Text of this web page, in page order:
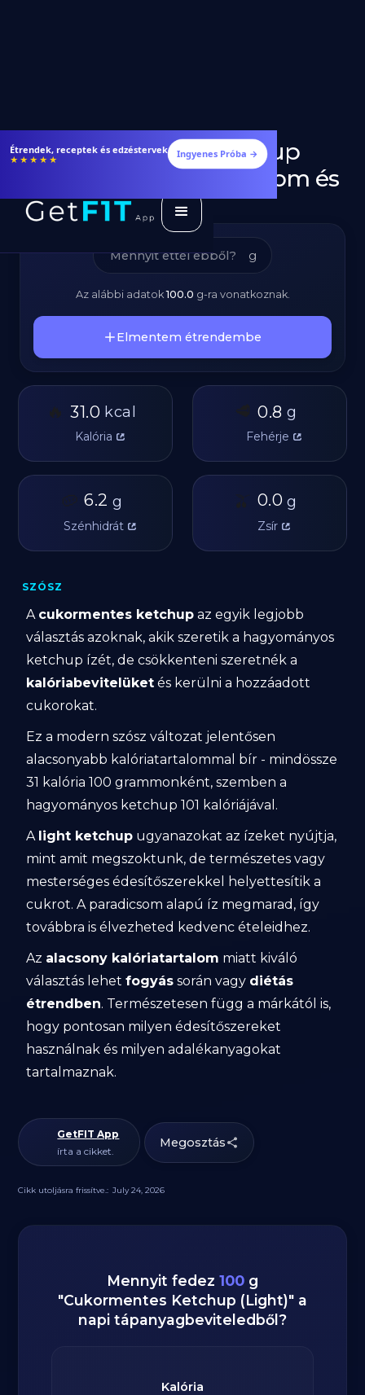
Étrendek, receptek és edzéstervek
★★★★★ Ingyenes Próba →
Cukormentes Ketchup
(Light) - Kalóriatartalom és
Tápanyagok
g
Az alábbi adatok100.0 g-ra vonatkoznak.
Elmentem étrendembe
🔥 31.0 kcal
Kalória
🥩 0.8 g
Fehérje
🥔 6.2 g
Szénhidrát
🫒 0.0 g
Zsír
SZÓSZ
A cukormentes ketchup az egyik legjobb
választás azoknak, akik szeretik a hagyományos
ketchup ízét, de csökkenteni szeretnék a
kalóriabevitelüket és kerülni a hozzáadott
cukorokat.
Ez a modern szósz változat jelentősen
alacsonyabb kalóriatartalommal bír - mindössze
31 kalória 100 grammonként, szemben a
hagyományos ketchup 101 kalóriájával.
A light ketchup ugyanazokat az ízeket nyújtja,
mint amit megszoktunk, de természetes vagy
mesterséges édesítőszerekkel helyettesítik a
cukrot. A paradicsom alapú íz megmarad, így
továbbra is élvezheted kedvenc ételeidhez.
Az alacsony kalóriatartalom miatt kiváló
választás lehetfogyás során vagy diétás
étrendben. Természetesen függ a márkától is,
hogy pontosan milyen édesítőszereket
használnak és milyen adalékanyagokat
tartalmaznak.
GetFIT App
írta a cikket.
Megosztás
Cikk utoljásra frissítve.: July 24, 2026
Mennyit fedez 100 g
"Cukormentes Ketchup (Light)" a
napi tápanyagbeviteledből?
Kalória